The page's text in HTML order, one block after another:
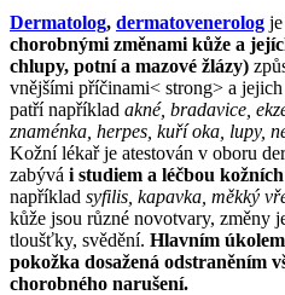
Dermatolog, dermatovenerolog
chorobnými změnami kůže a
chlupy, potní a mazové žlázy)
vnějšími příčinami< strong> a
patří například akné, bradavice,
znaménka, herpes, kuří oka, lupy,
Kožní lékař je atestován v oboru
zabývá i studiem a léčbou
například syfilis, kapavka, měkký
kůže jsou různé novotvary, změny
tloušťky, svědění. Hlavním úkolem
pokožka dosažená odstraněním
chorobného narušení.